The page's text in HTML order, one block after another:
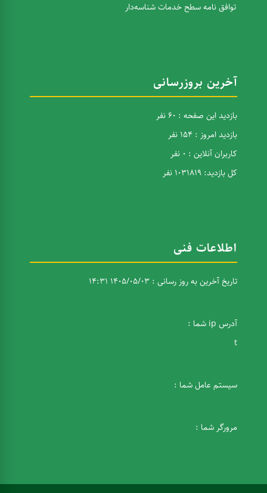
توافق نامه سطح خدمات شناسه‌دار
آخرین بروزرسانی
بازدید این صفحه : 60 نفر
بازدید امروز : 154 نفر
کاربران آنلاین : 0 نفر
کل بازدید: 1031819 نفر
اطلاعات فنی
تاریخ آخرین به روز رسانی : 1405/05/03 14:31
آدرس ip شما :
t
سیستم عامل شما :
مرورگر شما :